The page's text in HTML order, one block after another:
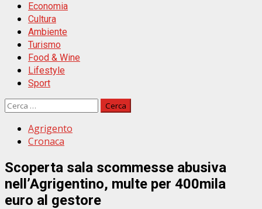
Economia
Cultura
Ambiente
Turismo
Food & Wine
Lifestyle
Sport
Ricerca
Agrigento
Cronaca
Scoperta sala scommesse abusiva
nell’Agrigentino, multe per 400mila
euro al gestore